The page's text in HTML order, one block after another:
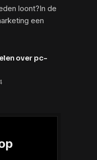
loont?In de
een
over pc-